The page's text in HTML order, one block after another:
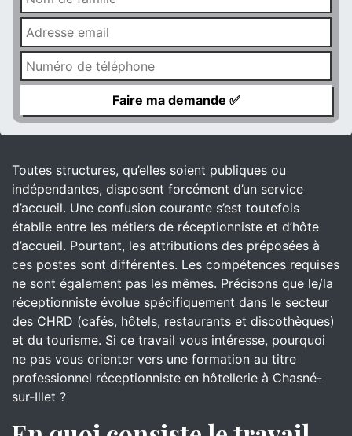
Toutes structures, qu’elles soient publiques ou
indépendantes, disposent forcément d’un service
d’accueil. Une confusion courante s’est toutefois
établie entre les métiers de réceptionniste et d’hôte
d’accueil. Pourtant, les attributions des préposées à
ces postes sont différentes. Les compétences requises
ne sont également pas les mêmes. Précisons que le/la
réceptionniste évolue spécifiquement dans le secteur
des CHRD (cafés, hôtels, restaurants et discothèques)
et du tourisme. Si ce travail vous intéresse, pourquoi
ne pas vous orienter vers une formation au titre
professionnel réceptionniste en hôtellerie à Chasné-
sur-Illet ?